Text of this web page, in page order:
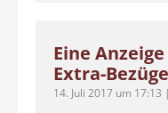
Eine
Extra-
14. Juli 2017 um 17:13 |